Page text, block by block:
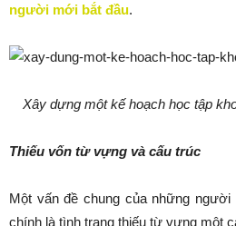
người mới bắt đầu.
Xây dựng một kế hoạch học tập
Thiếu vốn từ vựng và cấu trúc
Một vấn đề chung của những
chính là tình trạng thiếu từ vựng một